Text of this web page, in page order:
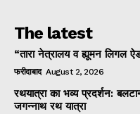
The latest
“तारा नेत्रालय व ह्यूमन लिगल
फरीदाबाद August 2, 2026
रथयात्रा का भव्य प्रदर्शन:
जगन्नाथ रथ यात्रा